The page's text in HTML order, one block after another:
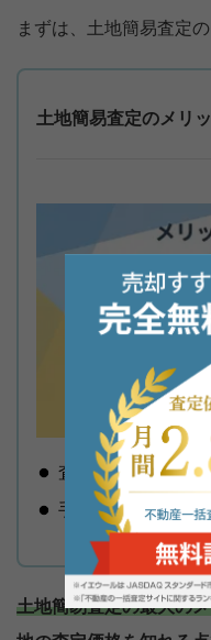
まずは、土地簡易査定
土地簡易査定のメリ
査定を依頼してす
手間がかからない
土地簡易査定の最大の